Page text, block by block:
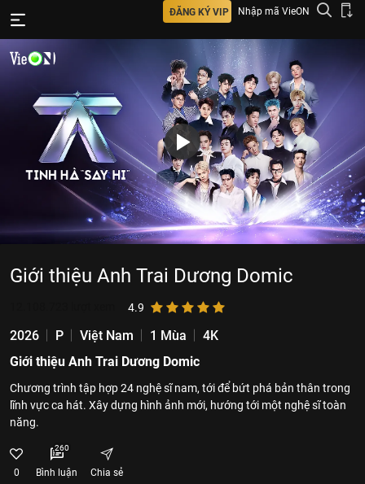
ĐĂNG KÝ VIP Nhập mã VieON
Giới thiệu Anh Trai Dương Domic
4.9
2026 P Việt Nam 1 Mùa
4K
Giới thiệu Anh Trai Dương Domic
Chương trình tập hợp 24 nghệ sĩ nam, tới để bứt phá bản thân trong
lĩnh vực ca hát. Xây dựng hình ảnh mới, hướng tới một nghệ sĩ toàn
năng.
0
260
Bình luận Chia sẻ